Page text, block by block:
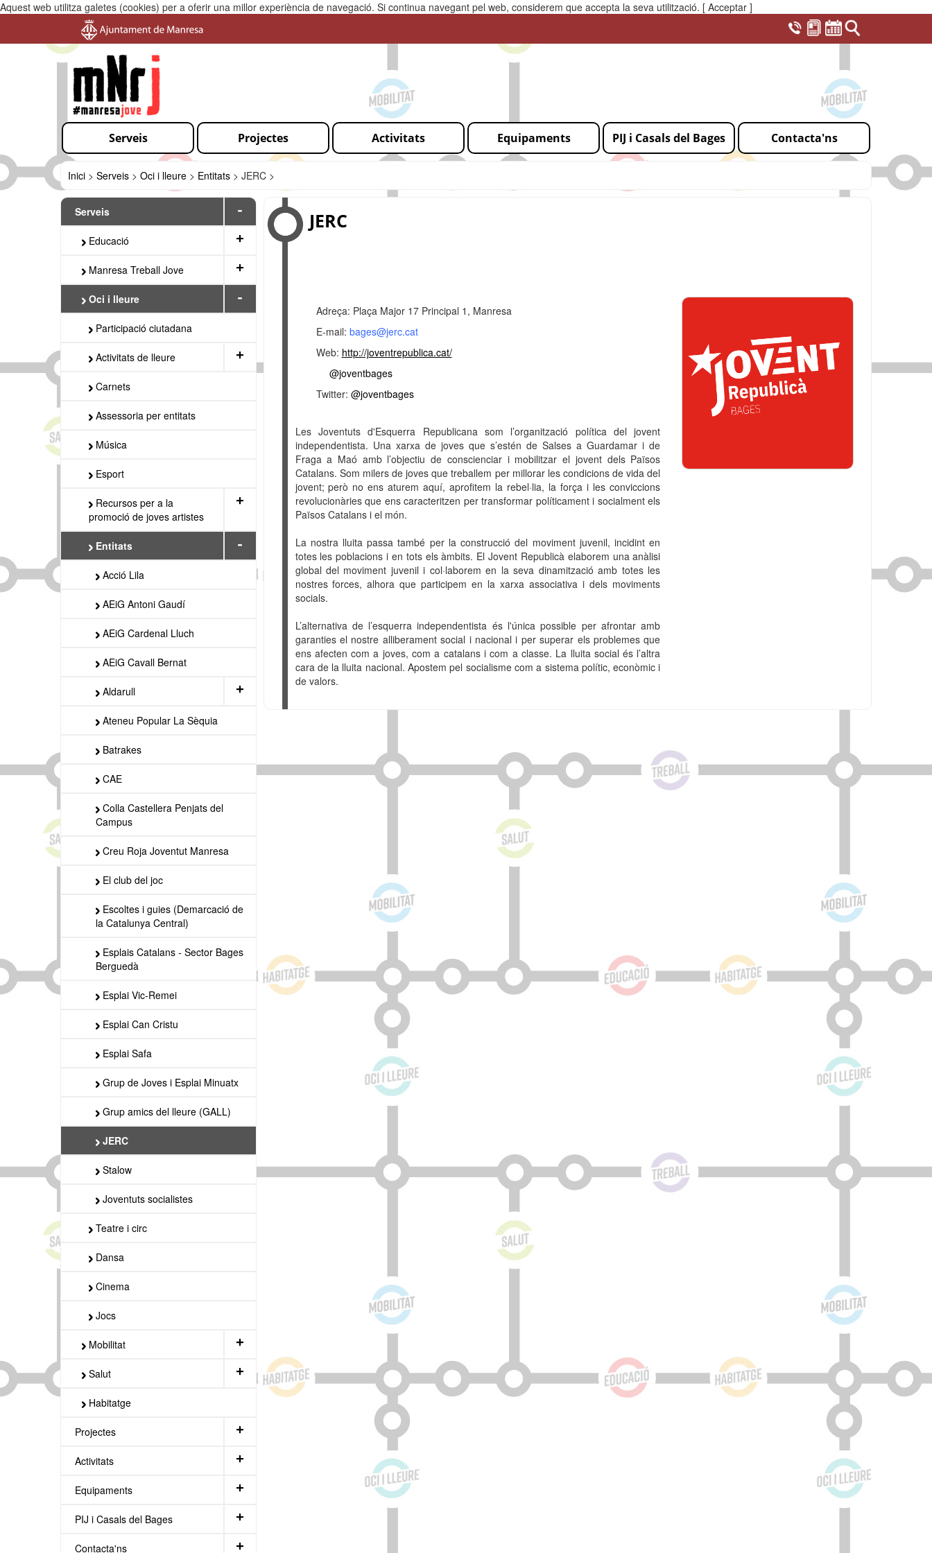
Aquest web utilitza galetes (cookies) per a oferir una millor experiència de navegació. Si continua navegant pel web, considerem que accepta la seva utilització. [ Acceptar ]
Serveis Projectes Activitats Equipaments PIJ i Casals del Bages Contacta'ns
Inici > Serveis > Oci i lleure > Entitats > JERC >
Serveis -
Educació +
Manresa Treball Jove +
Oci i lleure -
Participació ciutadana
Activitats de lleure +
Carnets
Assessoria per entitats
Música
Esport
Recursos per a la
promoció de joves artistes
+
Entitats -
Acció Lila
AEiG Antoni Gaudí
AEiG Cardenal Lluch
AEiG Cavall Bernat
Aldarull +
Ateneu Popular La Sèquia
Batrakes
CAE
Colla Castellera Penjats del
Campus
Creu Roja Joventut Manresa
El club del joc
Escoltes i guies (Demarcació de
la Catalunya Central)
Esplais Catalans - Sector Bages
Berguedà
Esplai Vic-Remei
Esplai Can Cristu
Esplai Safa
Grup de Joves i Esplai Minuatx
Grup amics del lleure (GALL)
JERC
Stalow
Joventuts socialistes
Teatre i circ
Dansa
Cinema
Jocs
Mobilitat +
Salut +
Habitatge
Projectes +
Activitats +
Equipaments +
PIJ i Casals del Bages +
Contacta'ns +
JERC
Adreça: Plaça Major 17 Principal 1, Manresa
E-mail: bages@jerc.cat
Web: http://joventrepublica.cat/
@joventbages
Twitter: @joventbages
Les Joventuts d'Esquerra Republicana som l’organització política del jovent
independentista. Una xarxa de joves que s’estén de Salses a Guardamar i de
Fraga a Maó amb l’objectiu de conscienciar i mobilitzar el jovent dels Països
Catalans. Som milers de joves que treballem per millorar les condicions de vida del
jovent; però no ens aturem aquí, aprofitem la rebel·lia, la força i les conviccions
revolucionàries que ens caracteritzen per transformar políticament i socialment els
Països Catalans i el món.
La nostra lluita passa també per la construcció del moviment juvenil, incidint en
totes les poblacions i en tots els àmbits. El Jovent Republicà elaborem una anàlisi
global del moviment juvenil i col·laborem en la seva dinamització amb totes les
nostres forces, alhora que participem en la xarxa associativa i dels moviments
socials.
L’alternativa de l’esquerra independentista és l'única possible per afrontar amb
garanties el nostre alliberament social i nacional i per superar els problemes que
ens afecten com a joves, com a catalans i com a classe. La lluita social és l’altra
cara de la lluita nacional. Apostem pel socialisme com a sistema polític, econòmic i
de valors.